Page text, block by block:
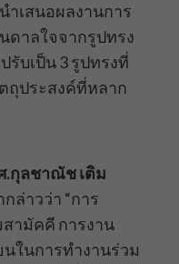
นำเสนอผลงานการ
ดาลใจจากรูปทรง
รับเป็น 3 รูปทรงที่
ถุประสงค์ที่หลาก
.กุลชาณัช เติม
ล่าวว่า “การ
ามัคคี การงาน
ในการทำงานร่วม